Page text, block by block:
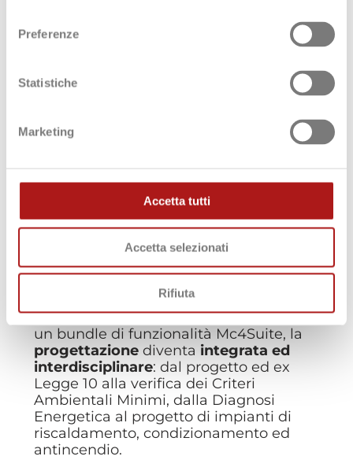
Preferenze
Statistiche
Marketing
Accetta tutti
Accetta selezionati
Rifiuta
Combinando più moduli o scegliendo
un bundle di funzionalità Mc4Suite, la
progettazione diventa integrata ed
interdisciplinare: dal progetto ed ex
Legge 10 alla verifica dei Criteri
Ambientali Minimi, dalla Diagnosi
Energetica al progetto di impianti di
riscaldamento, condizionamento ed
antincendio.
e disegno automatico delle
reti impiantistiche all’export
IFC